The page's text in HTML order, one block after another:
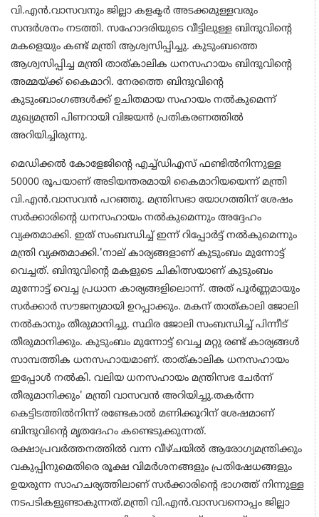
വി.എന്‍.വാസവനും ജില്ലാ കളക്ടര്‍ അടക്കമുള്ളവരും
സന്ദര്‍ശനം നടത്തി. സഹോദരിയുടെ വീട്ടിലുള്ള ബിന്ദുവിന്റെ
മകളെയും കണ്ട് മന്ത്രി ആശ്വസിപ്പിച്ചു. കുടുംബത്തെ
ആശ്വസിപ്പിച്ച മന്ത്രി താത്കാലിക ധനസഹായം ബിന്ദുവിന്റെ
അമ്മയ്ക്ക് കൈമാറി. നേരത്തെ ബിന്ദുവിന്റെ
കുടുംബാംഗങ്ങള്‍ക്ക് ഉചിതമായ സഹായം നല്‍കുമെന്ന്
മുഖ്യമന്ത്രി പിണറായി വിജയന്‍ പ്രതികരണത്തില്‍
അറിയിച്ചിരുന്നു.
മെഡിക്കല്‍ കോളേജിന്റെ എച്ച്ഡിഎസ് ഫണ്ടില്‍നിന്നുള്ള
50000 രൂപയാണ് അടിയന്തരമായി കൈമാറിയയെന്ന് മന്ത്രി
വി.എന്‍.വാസവന്‍ പറഞ്ഞു. മന്ത്രിസഭാ യോഗത്തിന് ശേഷം
സര്‍ക്കാരിന്റെ ധനസഹായം നല്‍കുമെന്നും അദ്ദേഹം
വ്യക്തമാക്കി. ഇത് സംബന്ധിച്ച് ഇന്ന് റിപ്പോര്‍ട്ട് നല്‍കുമെന്നും
മന്ത്രി വ്യക്തമാക്കി.'നാല് കാര്യങ്ങളാണ് കുടുംബം മുന്നോട്ട്
വെച്ചത്. ബിന്ദുവിന്റെ മകളുടെ ചികിത്സയാണ് കുടുംബം
മുന്നോട്ട് വെച്ച പ്രധാന കാര്യങ്ങളിലൊന്ന്. അത് പൂര്‍ണ്ണമായും
സര്‍ക്കാര്‍ സൗജന്യമായി ഉറപ്പാക്കും. മകന് താത്കാലി ജോലി
നല്‍കാനും തീരുമാനിച്ചു. സ്ഥിര ജോലി സംബന്ധിച്ച് പിന്നീട്
തീരുമാനിക്കും. കുടുംബം മുന്നോട്ട് വെച്ച മറ്റു രണ്ട് കാര്യങ്ങള്‍
സാമ്പത്തിക ധനസഹായമാണ്. താത്കാലിക ധനസഹായം
ഇപ്പോള്‍ നല്‍കി. വലിയ ധനസഹായം മന്ത്രിസഭ ചേര്‍ന്ന്
തീരുമാനിക്കും' മന്ത്രി വാസവന്‍ അറിയിച്ചു.തകര്‍ന്ന
കെട്ടിടത്തില്‍നിന്ന് രണ്ടേകാല്‍ മണിക്കൂറിന് ശേഷമാണ്
ബിന്ദുവിന്റെ മൃതദേഹം കണ്ടെടുക്കുന്നത്.
രക്ഷാപ്രവര്‍ത്തനത്തില്‍ വന്ന വീഴ്ചയില്‍ ആരോഗ്യമന്ത്രിക്കും
വകുപ്പിനുമെതിരെ രൂക്ഷ വിമര്‍ശനങ്ങളും പ്രതിഷേധങ്ങളും
ഉയരുന്ന സാഹചര്യത്തിലാണ് സര്‍ക്കാരിന്റെ ഭാഗത്ത് നിന്നുള്ള
നടപടികളുണ്ടാകുന്നത്.മന്ത്രി വി.എന്‍.വാസവനൊപ്പം ജില്ലാ